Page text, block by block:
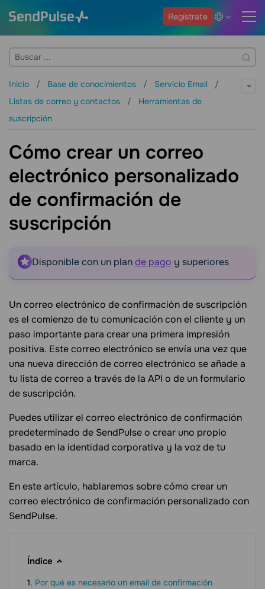
Regístrate
Inicio Base de conocimientos
Servicio Email
Listas de correo y contactos
Herramientas de
suscripción
Cómo crear un correo
electrónico personalizado
de confirmación de
suscripción
Disponible con un plande pago y superiores
Un correo electrónico de confirmación de suscripción
es el comienzo de tu comunicación con el cliente y un
paso importante para crear una primera impresión
positiva. Este correo electrónico se envía una vez que
una nueva dirección de correo electrónico se añade a
tu lista de correo a través de la API o de un formulario
de suscripción.
Puedes utilizar el correo electrónico de confirmación
predeterminado de SendPulse o crear uno propio
basado en la identidad corporativa y la voz de tu
marca.
En este artículo, hablaremos sobre cómo crear un
correo electrónico de confirmación personalizado con
SendPulse.
Índice
Por qué es necesario un email de confirmación